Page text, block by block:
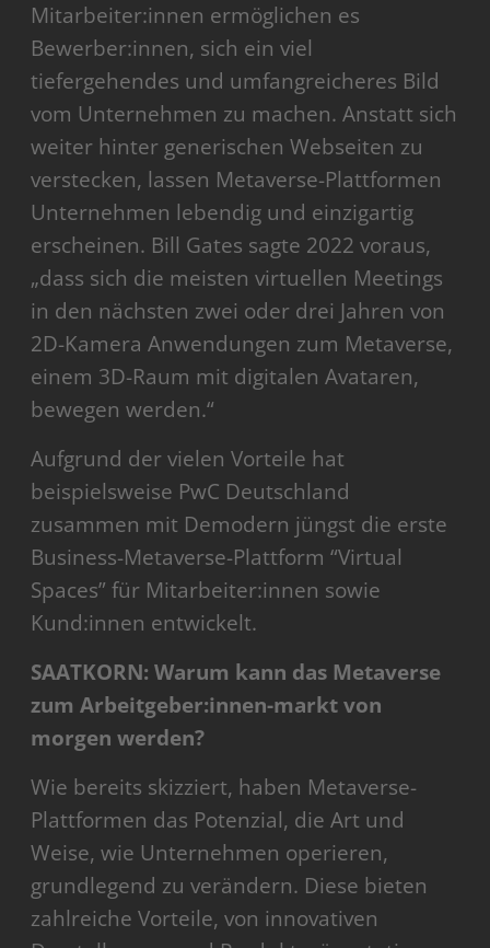
Mitarbeiter:innen ermöglichen es
Bewerber:innen, sich ein viel
tiefergehendes und umfangreicheres Bild
vom Unternehmen zu machen. Anstatt sich
weiter hinter generischen Webseiten zu
verstecken, lassen Metaverse-Plattformen
Unternehmen lebendig und einzigartig
erscheinen. Bill Gates sagte 2022 voraus,
„dass sich die meisten virtuellen Meetings
in den nächsten zwei oder drei Jahren von
2D-Kamera Anwendungen zum Metaverse,
einem 3D-Raum mit digitalen Avataren,
bewegen werden.“
Aufgrund der vielen Vorteile hat
beispielsweise PwC Deutschland
zusammen mit Demodern jüngst die erste
Business-Metaverse-Plattform “Virtual
Spaces” für Mitarbeiter:innen sowie
Kund:innen entwickelt.
SAATKORN: Warum kann das Metaverse
zum Arbeitgeber:innen-markt von
morgen werden?
Wie bereits skizziert, haben Metaverse-
Plattformen das Potenzial, die Art und
Weise, wie Unternehmen operieren,
grundlegend zu verändern. Diese bieten
zahlreiche Vorteile, von innovativen